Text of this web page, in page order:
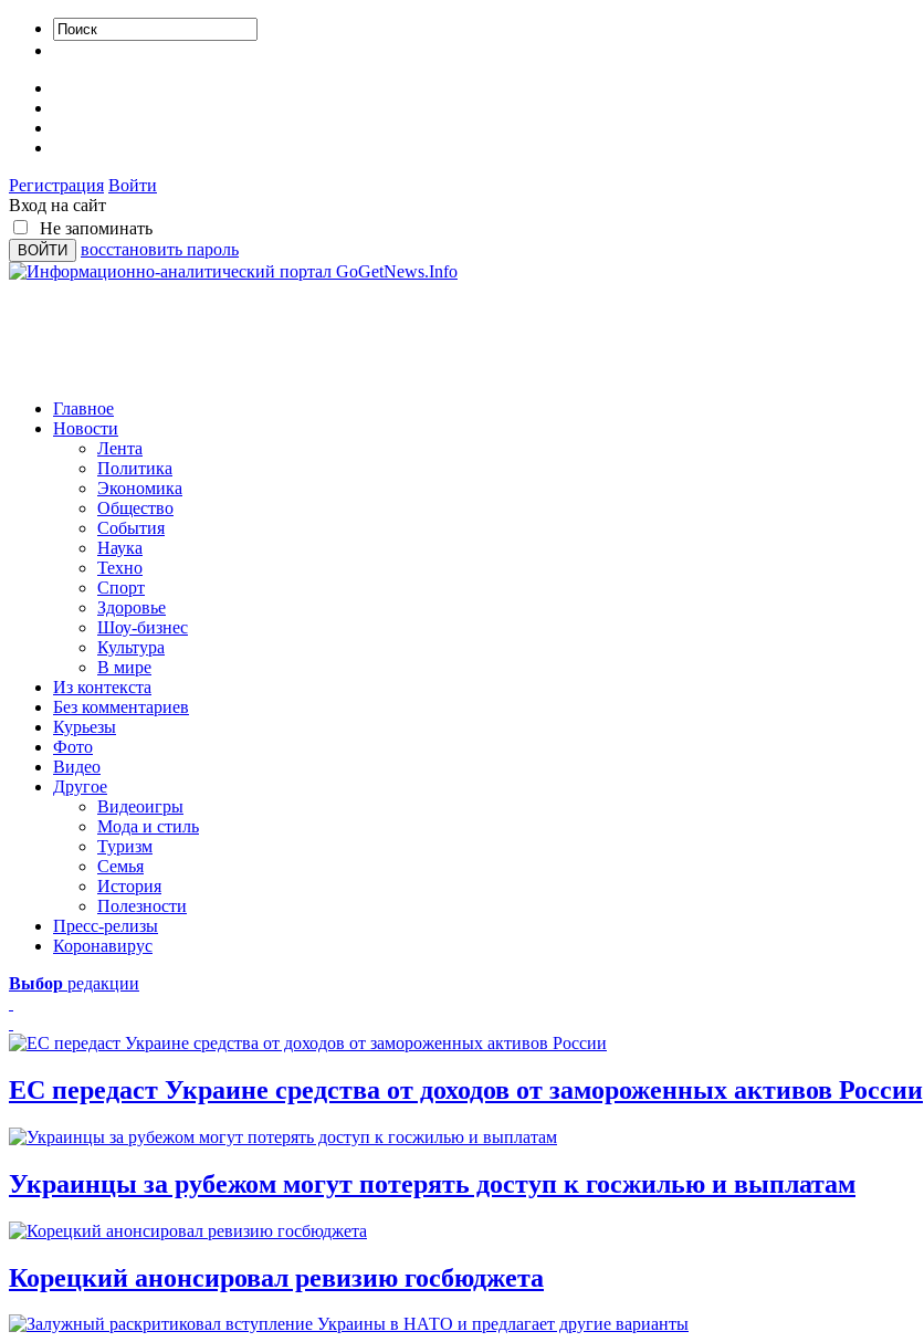
Регистрация Войти
Вход на сайт
Не запоминать
восстановить пароль
Главное
Новости
Лента
Политика
Экономика
Общество
События
Наука
Техно
Спорт
Здоровье
Шоу-бизнес
Культура
В мире
Из контекста
Без комментариев
Курьезы
Фото
Видео
Другое
Видеоигры
Мода и стиль
Туризм
Семья
История
Полезности
Пресс-релизы
Коронавирус
Выбор редакции
ЕС передаст Украине средства от доходов от замороженных активов России
Украинцы за рубежом могут потерять доступ к госжилью и выплатам
Корецкий анонсировал ревизию госбюджета